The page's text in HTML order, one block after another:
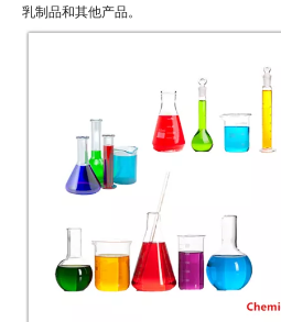
乳制品和其他产品。